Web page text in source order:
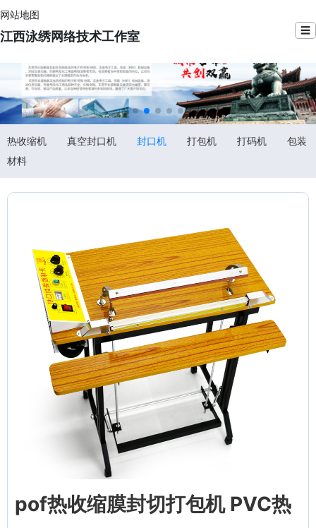
网站地图
江西泳绣网络技术工作室 ☰
热收缩机 真空封口机 封口机 打包机 打码机
包装
材料
pof热收缩膜封切打包机 PVC热